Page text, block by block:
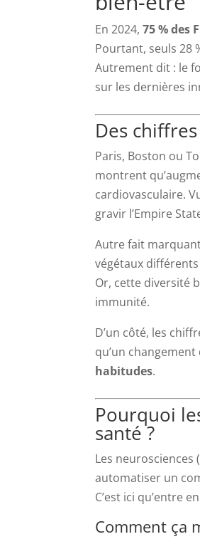
En 2024,75 % des
Pourtant, seuls 28
Autrement dit : le
sur les dernières
Des
Paris, Boston ou
montrent
cardiovasculaire.
gravir l’Empire
Autre fait
végétaux
Or, cette diversité
immunité.
D’un côté, les
qu’un
habitudes.
Pourquoi
santé ?
Les neurosciences
automatiser un
C’est ici qu’entre
Comment ça